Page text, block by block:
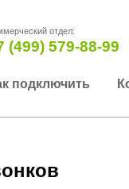
отдел:
(499) 579-88-99
подключить